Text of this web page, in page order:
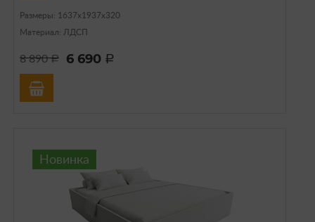
Размеры: 1637х1937х320
Материал: ЛДСП
8 890a 6 690 a
Новинка